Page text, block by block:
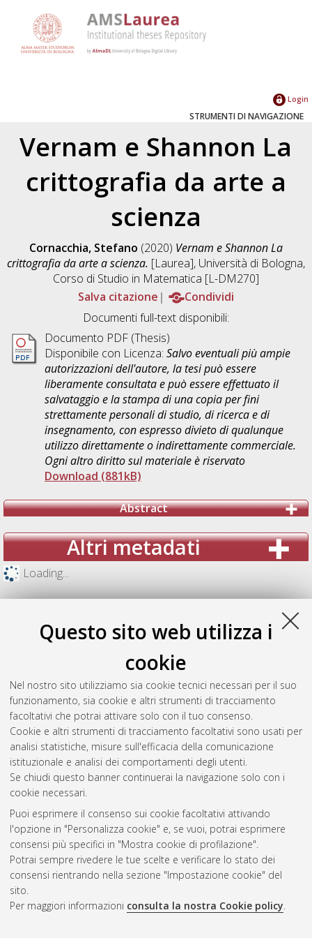
Questo sito web utilizza i
cookie
Nel nostro sito utilizziamo sia cookie tecnici necessari per il suo
funzionamento, sia cookie e altri strumenti di tracciamento
facoltativi che potrai attivare solo con il tuo consenso.
Cookie e altri strumenti di tracciamento facoltativi sono usati per
analisi statistiche, misure sull'efficacia della comunicazione
istituzionale e analisi dei comportamenti degli utenti.
Se chiudi questo banner continuerai la navigazione solo con i
cookie necessari.
Puoi esprimere il consenso sui cookie facoltativi attivando
l'opzione in "Personalizza cookie" e, se vuoi, potrai esprimere
consensi più specifici in "Mostra cookie di profilazione".
Potrai sempre rivedere le tue scelte e verificare lo stato dei
consensi rientrando nella sezione "Impostazione cookie" del
sito.
Per maggiori informazioni consulta la nostra Cookie policy.
Login
STRUMENTI DI NAVIGAZIONE
Vernam e Shannon La
crittografia da arte a
scienza
Cornacchia, Stefano (2020) Vernam e Shannon La
crittografia da arte a scienza. [Laurea], Università di Bologna,
Corso di Studio in Matematica [L-DM270]
Salva citazione
Condividi
Documenti full-text disponibili:
Documento PDF (Thesis)
Disponibile con Licenza: Salvo eventuali più ampie
autorizzazioni dell'autore, la tesi può essere
liberamente consultata e può essere effettuato il
salvataggio e la stampa di una copia per fini
strettamente personali di studio, di ricerca e di
insegnamento, con espresso divieto di qualunque
utilizzo direttamente o indirettamente commerciale.
Ogni altro diritto sul materiale è riservato
Download (881kB)
Abstract
Altri metadati
Loading...
Gestione del documento:
Atom
Rss 1.0
Rss 2.0
AMS Laurea